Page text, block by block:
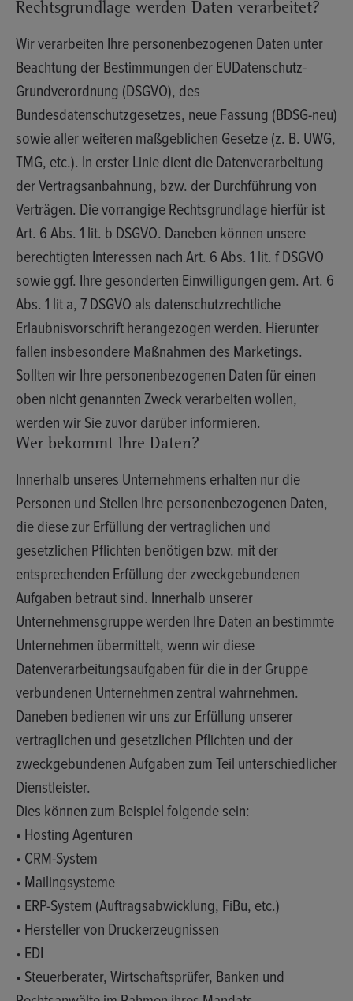
Rechtsgrundlage werden Daten verarbeitet?
Wir verarbeiten Ihre personenbezogenen Daten unter
Beachtung der Bestimmungen der EUDatenschutz-
Grundverordnung (DSGVO), des
Bundesdatenschutzgesetzes, neue Fassung (BDSG-neu)
sowie aller weiteren maßgeblichen Gesetze (z. B. UWG,
TMG, etc.). In erster Linie dient die Datenverarbeitung
der Vertragsanbahnung, bzw. der Durchführung von
Verträgen. Die vorrangige Rechtsgrundlage hierfür ist
Art. 6 Abs. 1 lit. b DSGVO. Daneben können unsere
berechtigten Interessen nach Art. 6 Abs. 1 lit. f DSGVO
sowie ggf. Ihre gesonderten Einwilligungen gem. Art. 6
Abs. 1 lit a, 7 DSGVO als datenschutzrechtliche
Erlaubnisvorschrift herangezogen werden. Hierunter
fallen insbesondere Maßnahmen des Marketings.
Sollten wir Ihre personenbezogenen Daten für einen
oben nicht genannten Zweck verarbeiten wollen,
werden wir Sie zuvor darüber informieren.
Wer bekommt Ihre Daten?
Innerhalb unseres Unternehmens erhalten nur die
Personen und Stellen Ihre personenbezogenen Daten,
die diese zur Erfüllung der vertraglichen und
gesetzlichen Pflichten benötigen bzw. mit der
entsprechenden Erfüllung der zweckgebundenen
Aufgaben betraut sind. Innerhalb unserer
Unternehmensgruppe werden Ihre Daten an bestimmte
Unternehmen übermittelt, wenn wir diese
Datenverarbeitungsaufgaben für die in der Gruppe
verbundenen Unternehmen zentral wahrnehmen.
Daneben bedienen wir uns zur Erfüllung unserer
vertraglichen und gesetzlichen Pflichten und der
zweckgebundenen Aufgaben zum Teil unterschiedlicher
Dienstleister.
Dies können zum Beispiel folgende sein:
• Hosting Agenturen
• CRM-System
• Mailingsysteme
• ERP-System (Auftragsabwicklung, FiBu, etc.)
• Hersteller von Druckerzeugnissen
• EDI
• Steuerberater, Wirtschaftsprüfer, Banken und